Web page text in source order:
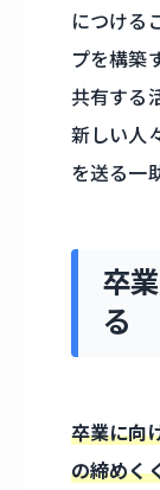
につける
プを構築
共有する
新しい人
を送る一
卒
る
卒業に向
の締めく